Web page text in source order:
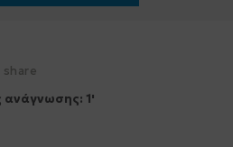
share
ανάγνωσης: 1'